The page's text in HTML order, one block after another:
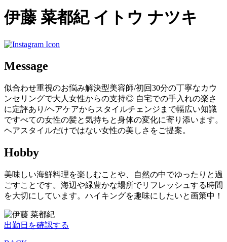
伊藤 菜都紀 イトウ ナツキ
Message
似合わせ重視のお悩み解決型美容師/初回30分の丁寧なカウ
ンセリングで大人女性からの支持◎ 自宅での手入れの楽さ
に定評あり/ヘアケアからスタイルチェンジまで幅広い知識
ですべての女性の髪と気持ちと身体の変化に寄り添います。
ヘアスタイルだけではない女性の美しさをご提案。
Hobby
美味しい海鮮料理を楽しむことや、自然の中でゆったりと過
ごすことです。海辺や緑豊かな場所でリフレッシュする時間
を大切にしています。ハイキングを趣味にしたいと画策中！
出勤日を確認する